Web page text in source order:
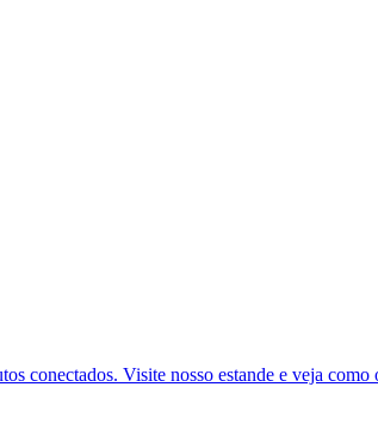
conectados. Visite nosso estande e veja como